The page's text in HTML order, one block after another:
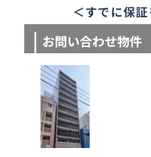
＜すでに保
お問い合わせ物件